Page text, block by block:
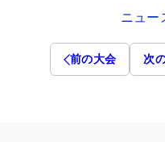
ニュー
前の大会 次